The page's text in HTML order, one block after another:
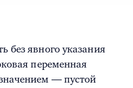
без явного указания
переменная
— пустой